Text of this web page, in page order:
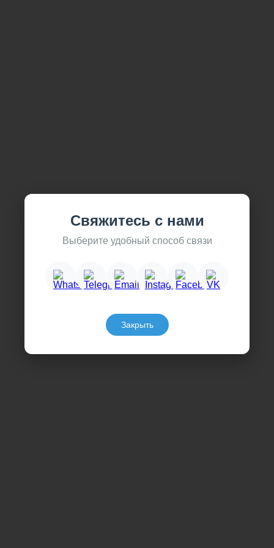
Свяжитесь с нами
Выберите удобный способ связи
Закрыть